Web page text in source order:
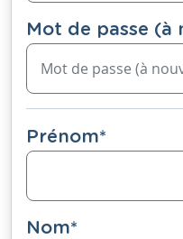
Mot de passe (à
Prénom*
Nom*